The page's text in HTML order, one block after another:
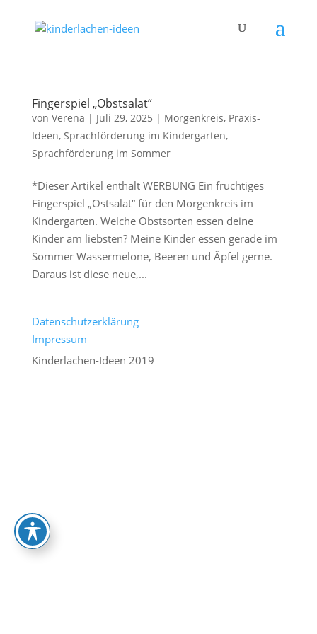
Fingerspiel „Obstsalat“
von Verena | Juli 29, 2025 | Morgenkreis, Praxis-
Ideen, Sprachförderung im Kindergarten,
Sprachförderung im Sommer
*Dieser Artikel enthält WERBUNG Ein fruchtiges
Fingerspiel „Ostsalat“ für den Morgenkreis im
Kindergarten. Welche Obstsorten essen deine
Kinder am liebsten? Meine Kinder essen gerade im
Sommer Wassermelone, Beeren und Äpfel gerne.
Daraus ist diese neue,...
Datenschutzerklärung
Impressum
Kinderlachen-Ideen 2019